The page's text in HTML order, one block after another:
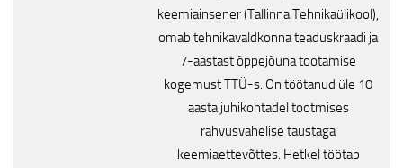
keemiainsener (Tallinna Tehnikaülikool),
omab tehnikavaldkonna teaduskraadi ja
7-aastast õppejõuna töötamise
kogemust TTÜ-s. On töötanud üle 10
aasta juhikohtadel tootmises
rahvusvahelise taustaga
keemiaettevõttes. Hetkel töötab